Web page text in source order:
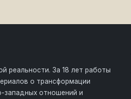
реальности. За 18 лет работы
о трансформации
западных отношений и